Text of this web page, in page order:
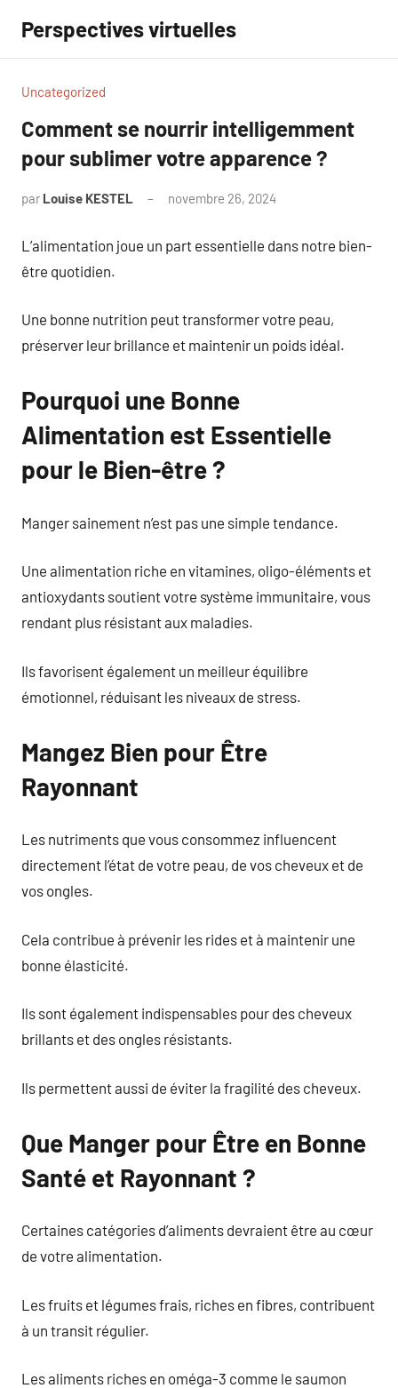
contenu
Perspectives virtuelles
Uncategorized
Comment se nourrir intelligemment
pour sublimer votre apparence ?
par Louise KESTEL novembre 26, 2024
L’alimentation joue un part essentielle dans notre bien-
être quotidien.
Une bonne nutrition peut transformer votre peau,
préserver leur brillance et maintenir un poids idéal.
Pourquoi une Bonne
Alimentation est Essentielle
pour le Bien-être ?
Manger sainement n’est pas une simple tendance.
Une alimentation riche en vitamines, oligo-éléments et
antioxydants soutient votre système immunitaire, vous
rendant plus résistant aux maladies.
Ils favorisent également un meilleur équilibre
émotionnel, réduisant les niveaux de stress.
Mangez Bien pour Être
Rayonnant
Les nutriments que vous consommez influencent
directement l’état de votre peau, de vos cheveux et de
vos ongles.
Cela contribue à prévenir les rides et à maintenir une
bonne élasticité.
Ils sont également indispensables pour des cheveux
brillants et des ongles résistants.
Ils permettent aussi de éviter la fragilité des cheveux.
Que Manger pour Être en Bonne
Santé et Rayonnant ?
Certaines catégories d’aliments devraient être au cœur
de votre alimentation.
Les fruits et légumes frais, riches en fibres, contribuent
à un transit régulier.
Les aliments riches en oméga-3 comme le saumon